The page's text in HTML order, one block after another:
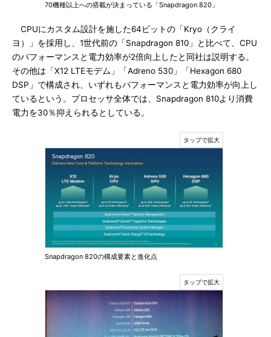
70機種以上への搭載が決まっている「Snapdragon 820」
CPUにカスタム設計を施した64ビットの「Kryo（クライ
ヨ）」を採用し、1世代前の「Snapdragon 810」と比べて、CPU
のパフォーマンスと電力効率が2倍向上したと同社は説明する。
その他は「X12 LTEモデム」「Adreno 530」「Hexagon 680
DSP」で構成され、いずれもパフォーマンスと電力効率が向上し
ているという。プロセッサ全体では、Snapdragon 810より消費
電力を30％抑えられるとしている。
Snapdragon 820の構成要素と進化点